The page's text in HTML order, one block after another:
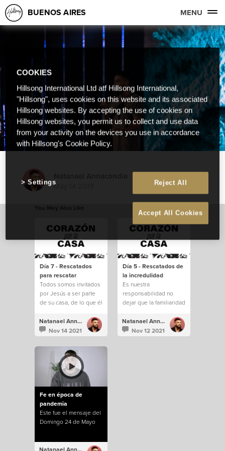
BUENOS AIRES MENU
May 14 2019
Día 7 - Rescatados
para rescatar
Todos somos invitados
por Jesús a ser parte
de su casa, de lo que él
Natanael Annacondia
Nov 14 2021
Día 5 - Rescatados de
la incredulidad
Es nuestra
responsabilidad no
dejar que la familiaridad
saquen de todo lo que
Dios tiene para
nosotros.
Natanael Annacondia
Nov 12 2021
Fe en época de
pandemia
Este fue el mensaje del
Domingo 24 de Mayo
Natanael Annacondia
COOKIES
Hillsong International Ltd atf Hillsong International,
"Hillsong", uses cookies on this website and its associated
Hillsong websites. By accepting the use of cookies on
Hillsong websites, you permit us to collect and use data
from your activity on the devices you use in accordance
with Hillsong's Cookie Policy.
Reject All
Accept All Cookies
Settings